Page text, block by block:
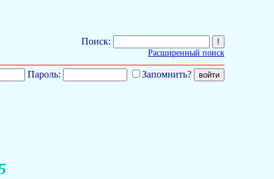
Поиск:
Расширенный поиск
Пароль: Запомнить?